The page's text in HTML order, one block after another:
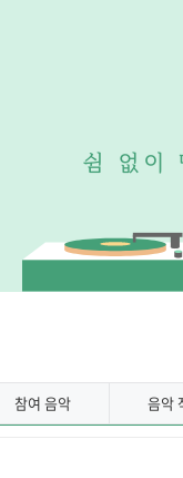
쉼 없 이
참여 음악 음악